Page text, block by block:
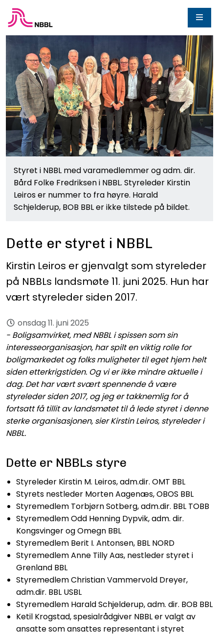
Styret i NBBL med varamedlemmer og adm. dir.
Bård Folke Fredriksen i NBBL. Styreleder Kirstin
Leiros er nummer to fra høyre. Harald
Schjelderup, BOB BBL er ikke tilstede på bildet.
Dette er styret i NBBL
Kirstin Leiros er gjenvalgt som styreleder
på NBBLs landsmøte 11. juni 2025. Hun har
vært styreleder siden 2017.
onsdag 11. juni 2025
- Boligsamvirket, med NBBL i spissen som sin
interesseorganisasjon, har spilt en viktig rolle for
boligmarkedet og folks muligheter til eget hjem helt
siden etterkrigstiden. Og vi er ikke mindre aktuelle i
dag. Det har vært svært spennende å være
styreleder siden 2017, og jeg er takknemlig for å
fortsatt få tillit av landsmøtet til å lede styret i denne
sterke organisasjonen, sier Kirstin Leiros, styreleder i
NBBL.
Dette er NBBLs styre
Styreleder Kirstin M. Leiros, adm.dir. OMT BBL
Styrets nestleder Morten Aagenæs, OBOS BBL
Styremedlem Torbjørn Sotberg, adm.dir. BBL TOBB
Styremedlem Odd Henning Dypvik, adm. dir.
Kongsvinger og Omegn BBL
Styremedlem Berit I. Antonsen, BBL NORD
Styremedlem Anne Tilly Aas, nestleder styret i
Grenland BBL
Styremedlem Christian Vammervold Dreyer,
adm.dir. BBL USBL
Styremedlem Harald Schjelderup, adm. dir. BOB BBL
Ketil Krogstad, spesialrådgiver NBBL er valgt av
ansatte som ansattes representant i styret